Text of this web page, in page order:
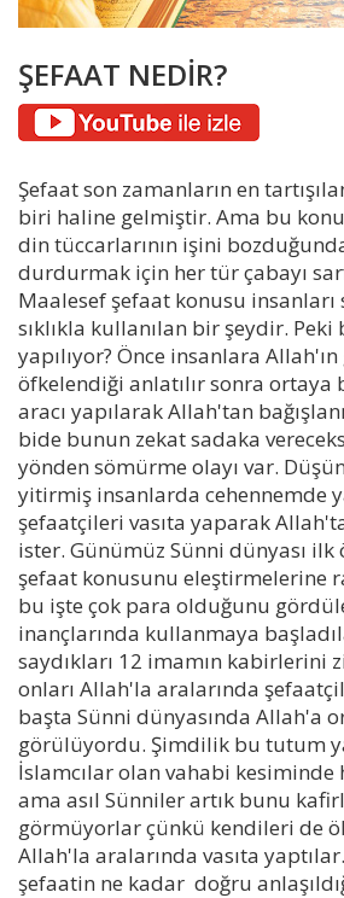
ŞEFAAT NEDİR?
Şefaat son zamanların en
biri haline gelmiştir. Ama bu
din tüccarlarının işini
durdurmak için her tür çabayı
Maalesef şefaat konusu
sıklıkla kullanılan bir şeydir. Peki
yapılıyor? Önce insanlara
öfkelendiği anlatılır sonra
aracı yapılarak Allah'tan
bide bunun zekat sadaka
yönden sömürme olayı var.
yitirmiş insanlarda cehennemde
şefaatçileri vasıta yaparak
ister. Günümüz Sünni dünyası ilk
şefaat konusunu eleştirmelerine
bu işte çok para olduğunu
inançlarında kullanmaya
saydıkları 12 imamın kabirlerini
onları Allah'la aralarında
başta Sünni dünyasında Allah'a
görülüyordu. Şimdilik bu tutum
İslamcılar olan vahabi kesiminde
ama asıl Sünniler artık bunu
görmüyorlar çünkü kendileri de
Allah'la aralarında vasıta
şefaatin ne kadar doğru